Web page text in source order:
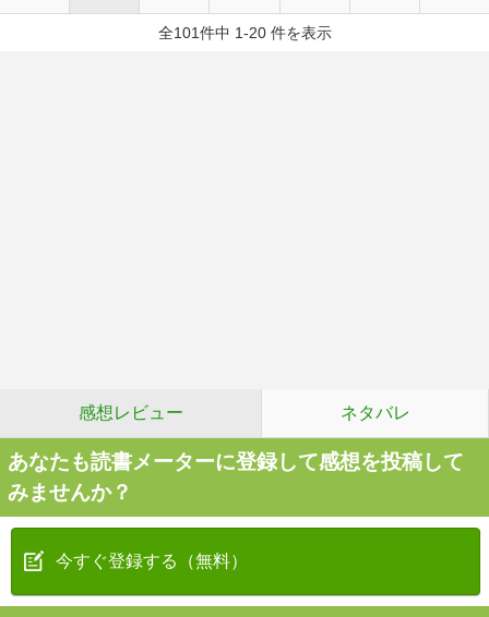
全101件中 1-20 件を表示
感想レビュー ネタバレ
あなたも読書メーターに登録して感想を投稿して
みませんか？
今すぐ登録する（無料）